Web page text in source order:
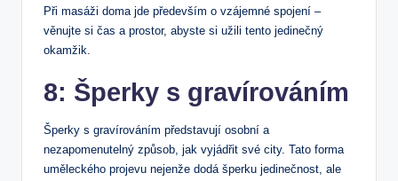
Při masáži doma jde především o vzájemné spojení⁤ –
⁣věnujte si čas ⁢a prostor, abyste si užili tento jedinečný
okamžik.
8: Šperky s gravírováním
Šperky⁤ s ‌gravírováním⁤ představují osobní a
nezapomenutelný způsob, jak vyjádřit své city. Tato forma
uměleckého projevu nejenže dodá šperku jedinečnost, ale